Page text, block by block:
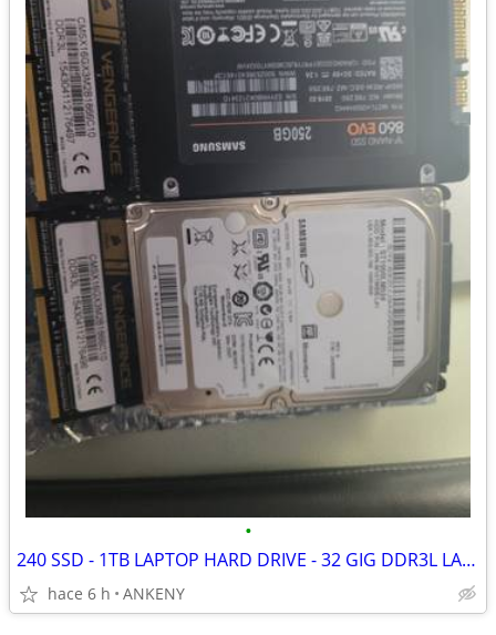
•
240 SSD - 1TB LAPTOP HARD DRIVE - 32 GIG DDR3L LAPTOP RAM
hace 6 h ANKENY